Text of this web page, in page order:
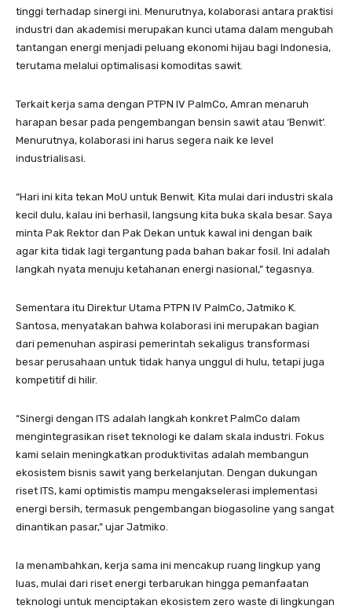
tinggi terhadap sinergi ini. Menurutnya, kolaborasi antara praktisi
industri dan akademisi merupakan kunci utama dalam mengubah
tantangan energi menjadi peluang ekonomi hijau bagi Indonesia,
terutama melalui optimalisasi komoditas sawit.
Terkait kerja sama dengan PTPN IV PalmCo, Amran menaruh
harapan besar pada pengembangan bensin sawit atau ‘Benwit’.
Menurutnya, kolaborasi ini harus segera naik ke level
industrialisasi.
“Hari ini kita tekan MoU untuk Benwit. Kita mulai dari industri skala
kecil dulu, kalau ini berhasil, langsung kita buka skala besar. Saya
minta Pak Rektor dan Pak Dekan untuk kawal ini dengan baik
agar kita tidak lagi tergantung pada bahan bakar fosil. Ini adalah
langkah nyata menuju ketahanan energi nasional,” tegasnya.
Sementara itu Direktur Utama PTPN IV PalmCo, Jatmiko K.
Santosa, menyatakan bahwa kolaborasi ini merupakan bagian
dari pemenuhan aspirasi pemerintah sekaligus transformasi
besar perusahaan untuk tidak hanya unggul di hulu, tetapi juga
kompetitif di hilir.
“Sinergi dengan ITS adalah langkah konkret PalmCo dalam
mengintegrasikan riset teknologi ke dalam skala industri. Fokus
kami selain meningkatkan produktivitas adalah membangun
ekosistem bisnis sawit yang berkelanjutan. Dengan dukungan
riset ITS, kami optimistis mampu mengakselerasi implementasi
energi bersih, termasuk pengembangan biogasoline yang sangat
dinantikan pasar,” ujar Jatmiko.
Ia menambahkan, kerja sama ini mencakup ruang lingkup yang
luas, mulai dari riset energi terbarukan hingga pemanfaatan
teknologi untuk menciptakan ekosistem zero waste di lingkungan